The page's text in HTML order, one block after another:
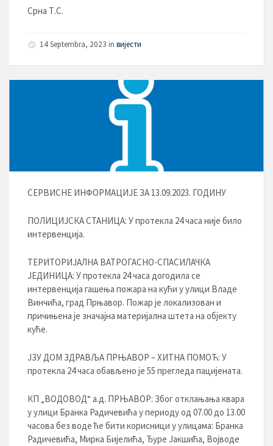
Срна Т.С.
14 Septembra, 2023 in вијести
СЕРВИСНЕ ИНФОРМАЦИЈЕ ЗА 13.09.2023. ГОДИНУ
ПОЛИЦИЈСКА СТАНИЦА: У протекла 24 часа није било
интервенција.
ТЕРИТОРИЈАЛНА ВАТРОГАСНО-СПАСИЛАЧКА
ЈЕДИНИЦА: У протекла 24 часа догодила се
интервенција гашења пожара на кући у улици Владе
Винчића, град Прњавор. Пожар је локализован и
причињена је значајна материјална штета на објекту
куће.
ЈЗУ ДОМ ЗДРАВЉА ПРЊАВОР – ХИТНА ПОМОЋ: У
протекла 24 часа обављено је 55 прегледа пацијената.
КП „ВОДОВОД“ а.д. ПРЊАВОР: Због отклањања квара
у улици Бранка Радичевића у периоду од 07.00 до 13.00
часова без воде ће бити корисници у улицама: Бранка
Радичевића, Мирка Бијелића, Ђуре Јакшића, Војводе